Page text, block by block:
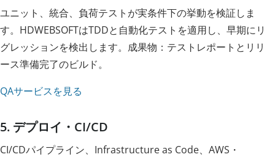
ユニット、統合、負荷テストが実条件下の挙動を検証しま
す。HDWEBSOFTはTDDと自動化テストを適用し、早期にリ
グレッションを検出します。成果物：テストレポートとリリ
ース準備完了のビルド。
QAサービスを見る
5. デプロイ・CI/CD
CI/CDパイプライン、Infrastructure as Code、AWS・